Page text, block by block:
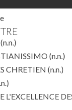
(n.n.)
(n.n.)
CHRETIEN (n.n.)
L'EXCELLENCE